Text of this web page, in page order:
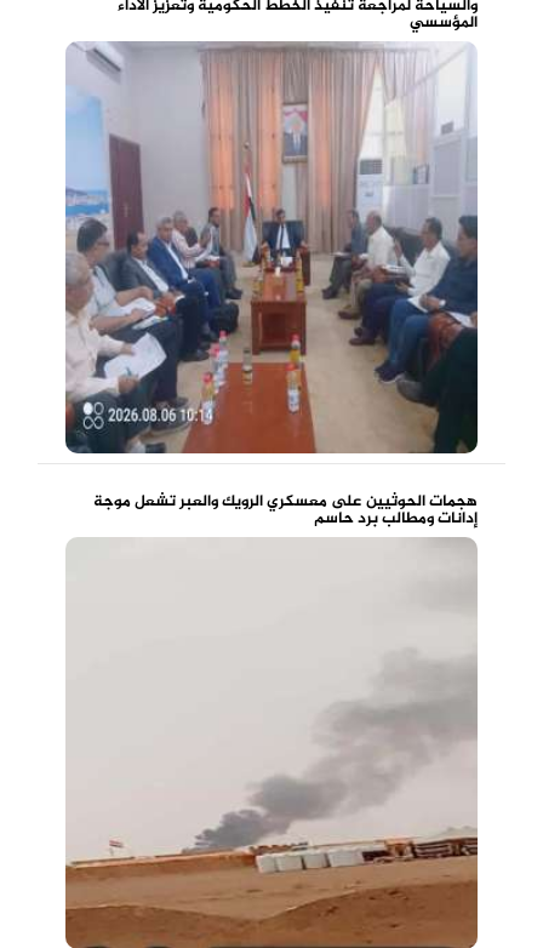
والسياحة لمراجعة تنفيذ الخطط الحكومية وتعزيز الأداء
المؤسسي
هجمات الحوثيين على معسكري الرويك والعبر تشعل موجة
إدانات ومطالب برد حاسم